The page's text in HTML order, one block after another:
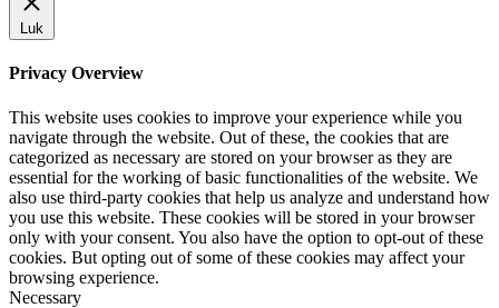
Luk
Privacy Overview
This website uses cookies to improve your experience while you
navigate through the website. Out of these, the cookies that are
categorized as necessary are stored on your browser as they are
essential for the working of basic functionalities of the website. We
also use third-party cookies that help us analyze and understand how
you use this website. These cookies will be stored in your browser
only with your consent. You also have the option to opt-out of these
cookies. But opting out of some of these cookies may affect your
browsing experience.
Necessary